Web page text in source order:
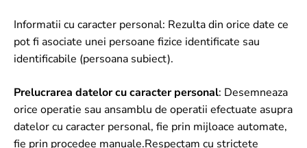
Informatii cu caracter personal: Rezulta din orice date ce
pot fi asociate unei persoane fizice identificate sau
identificabile (persoana subiect).
Prelucrarea datelor cu caracter personal: Desemneaza
orice operatie sau ansamblu de operatii efectuate asupra
datelor cu caracter personal, fie prin mijloace automate,
fie prin procedee manuale.Respectam cu strictete